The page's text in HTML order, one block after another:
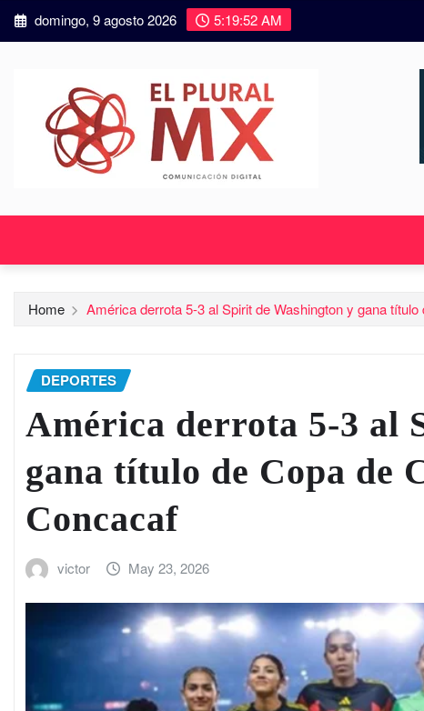
domingo, 9 agosto 2026 5:19:53 AM
Home América derrota 5-3 al Spirit de Washington y gana
DEPORTES
América derrota 5-3 al
gana título de Copa de
Concacaf
victor May 23, 2026